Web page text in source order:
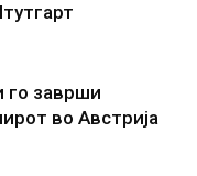
го заврши
во Австрија